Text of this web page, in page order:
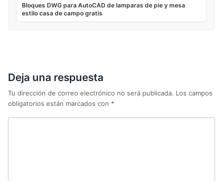
Bloques DWG para AutoCAD de lamparas de pie y mesa
estilo casa de campo gratis
Deja una respuesta
Tu dirección de correo electrónico no será publicada. Los campos
obligatorios están marcados con *